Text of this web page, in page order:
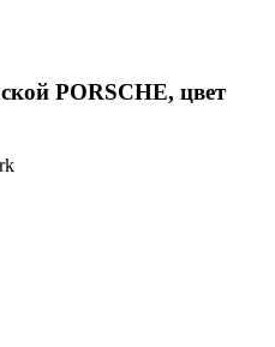
PORSCHE, цвет